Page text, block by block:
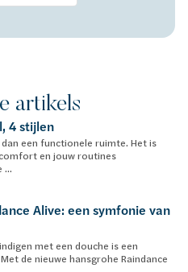
artikels
4 stijlen
een functionele ruimte. Het is
en jouw routines
...
Alive: een symfonie van
met een douche is een
de nieuwe hansgrohe Raindance